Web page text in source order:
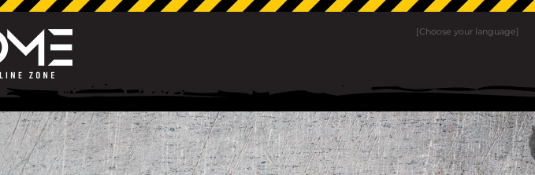
[Choose your language]